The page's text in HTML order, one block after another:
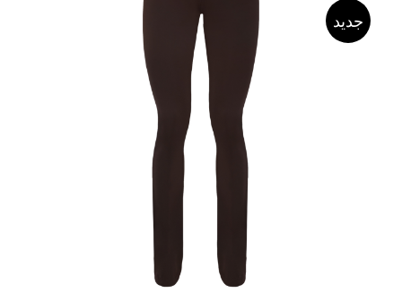
جدید